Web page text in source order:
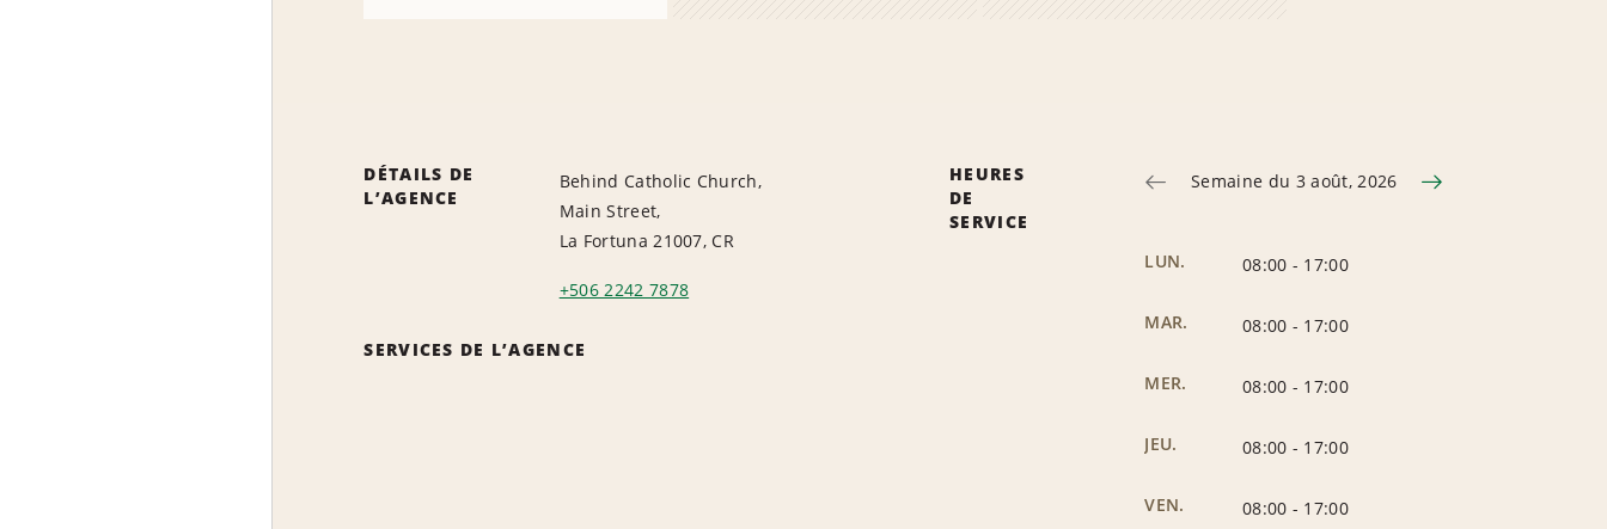
DÉTAILS DE
L’AGENCE
Behind Catholic Church,
Main Street,
La Fortuna 21007, CR
+506 2242 7878
SERVICES DE L’AGENCE
HEURES
DE
SERVICE
Semaine du 3 août, 2026
LUN. 08:00 - 17:00
MAR. 08:00 - 17:00
MER. 08:00 - 17:00
JEU. 08:00 - 17:00
VEN. 08:00 - 17:00